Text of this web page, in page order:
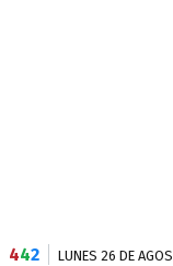
442 LUNES 26 DE